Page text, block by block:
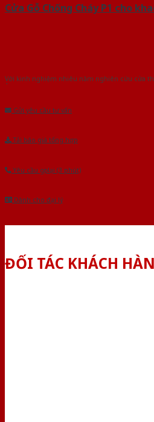
Cửa Gỗ Chống Cháy P1 cho
Với kinh nghiệm nhiêu năm nghiên cứu cửa
Gửi yêu cầu tư vấn
Tải báo giá tổng hợp
Yêu cầu gọi lại (3 phút)
Dành cho đại lý
ĐỐI TÁC KHÁCH